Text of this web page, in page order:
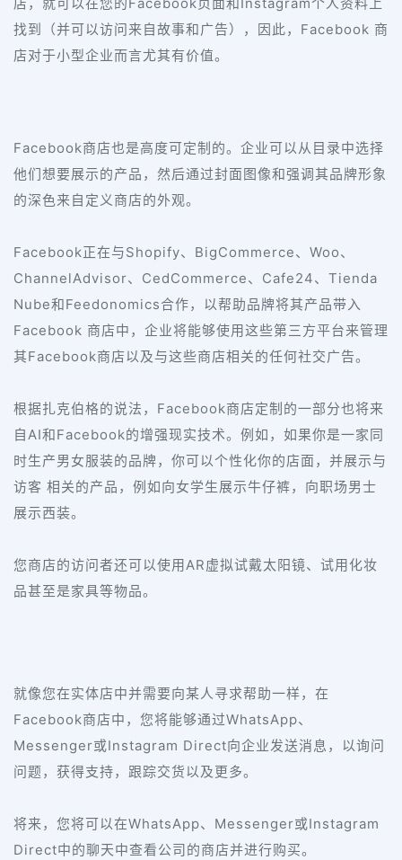
店，就可以在您的
页面和
个人资料上
找到（并可以访问来自故事和广告），因此， Facebook 商
店对于小型企业而言尤其有价值。
Facebook商店也是高度可定制的。企业可以从目录中选择
他们想要展示的产品，然后通过封面图像和强调其品牌形象
的深色来自定义商店的外观。
Facebook正在与Shopify、 BigCommerce、 Woo、
ChannelAdvisor、 CedCommerce、 Cafe24、 Tienda
Nube和 Feedonomics合作，以帮助品牌将其产品带入
Facebook 商店中，企业将能够使用这些第三方平台来管理
其Facebook商店以及与这些商店相关的任何社交广告。
根据扎克伯格的说法， Facebook商店定制的一部分也将来
自 AI和 Facebook的增强现实技术。例如，如果你是一家同
时生产男女服装的品牌，你可以个性化你的店面，并展示与
访客 相关的产品，例如向女学生展示牛仔裤，向职场男士
展示西装。
您商店的访问者还可以使用AR虚拟试戴太阳镜、试用化妆
品甚至是家具等物品。
就像您在实体店中并需要向某人寻求帮助一样，在
Facebook商店中，您将能够通过WhatsApp、
Messenger或Instagram Direct向企业发送消息，以询问
问题，获得支持，跟踪交货以及更多。
将来，您将可以在WhatsApp、 Messenger或Instagram
Direct中的聊天中查看公司的商店并进行购买。